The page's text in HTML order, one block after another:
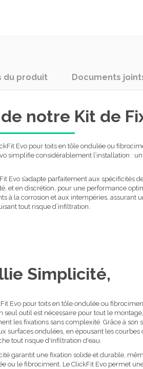
du produit Documents
notre Kit de
Evo pour toits en tôle ondulée ou
simplifie considérablement l’installation :
Evo s’adapte parfaitement aux spécificités
et en discrétion, pour une performance
à la corrosion et aux intempéries,
tout risque d’infiltration.
Simplicité,
Evo pour toits en tôle ondulée ou
outil est nécessaire pour tout le
les fixations sans complexité. Grâce à son
surfaces ondulées, en épousant les courbes
tout risque d'infiltration d'eau.
garantit une fixation solide et durable,
ou le fibrociment. Le ClickFit Evo permet